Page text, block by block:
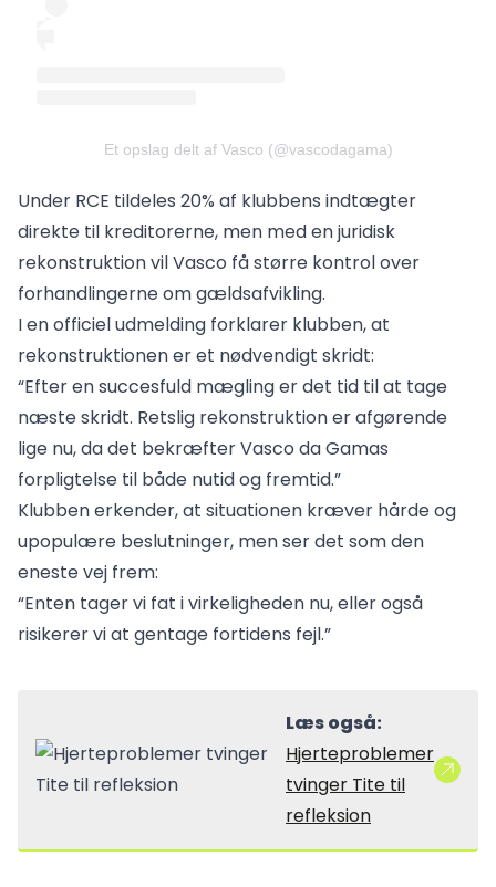
Et opslag delt af Vasco (@vascodagama)
Under RCE tildeles 20% af klubbens indtægter
direkte til kreditorerne, men med en juridisk
rekonstruktion vil Vasco få større kontrol over
forhandlingerne om gældsafvikling.
I en officiel udmelding forklarer klubben, at
rekonstruktionen er et nødvendigt skridt:
“Efter en succesfuld mægling er det tid til at tage
næste skridt. Retslig rekonstruktion er afgørende
lige nu, da det bekræfter Vasco da Gamas
forpligtelse til både nutid og fremtid.”
Klubben erkender, at situationen kræver hårde og
upopulære beslutninger, men ser det som den
eneste vej frem:
“Enten tager vi fat i virkeligheden nu, eller også
risikerer vi at gentage fortidens fejl.”
Læs også:
Hjerteproblemer
tvinger Tite til
refleksion